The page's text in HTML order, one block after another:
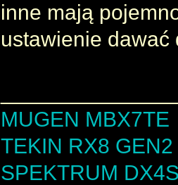
inne mają
ustawienie dawać
MUGEN MBX7TE
TEKIN RX8
SPEKTRUM